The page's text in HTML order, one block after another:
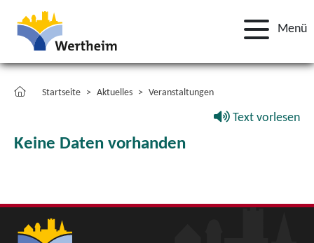
Menü
Startseite Aktuelles Veranstaltungen
Text vorlesen
Keine Daten vorhanden